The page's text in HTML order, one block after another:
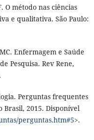
O método nas ciências
e qualitativa. São Paulo:
Enfermagem e Saúde
Pesquisa. Rev Rene,
Perguntas frequentes
Brasil, 2015. Disponível
perguntas.htm#5>.